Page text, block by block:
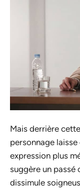
Mais derrière
personnage
expression plus
suggère un passé
dissimule